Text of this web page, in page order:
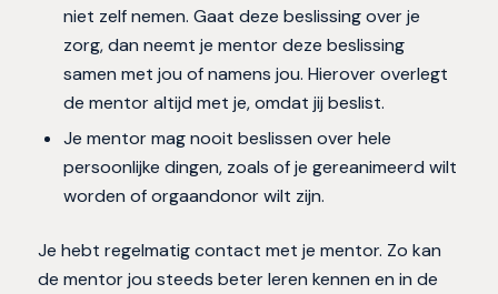
niet zelf nemen. Gaat deze beslissing over je
zorg, dan neemt je mentor deze beslissing
samen met jou of namens jou. Hierover overlegt
de mentor altijd met je, omdat jij beslist.
Je mentor mag nooit beslissen over hele
persoonlijke dingen, zoals of je gereanimeerd wilt
worden of orgaandonor wilt zijn.
Je hebt regelmatig contact met je mentor. Zo kan
de mentor jou steeds beter leren kennen en in de